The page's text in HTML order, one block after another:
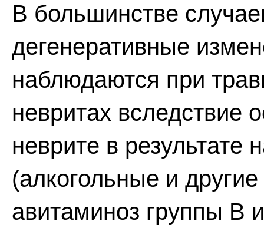
В большинстве
дегенеративные
наблюдаются при
невритах вследствие
неврите в
(алкогольные и
авитаминоз группы В